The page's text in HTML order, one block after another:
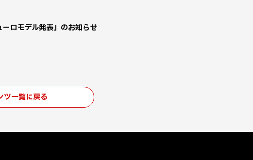
ロモデル発表」のお知らせ
ツ一覧に戻る